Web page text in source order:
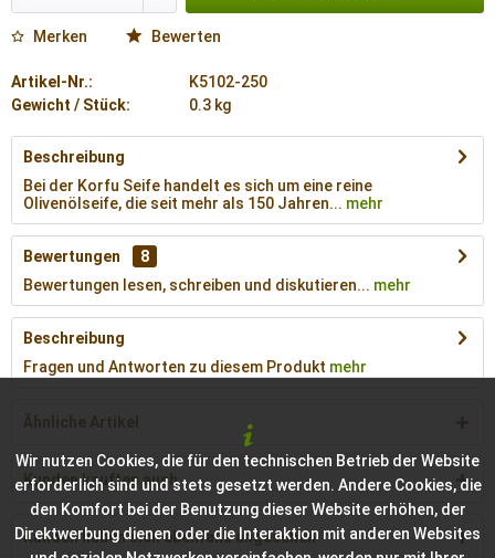
Merken Bewerten
Artikel-Nr.:
K5102-250
Gewicht / Stück:
0.3 kg
Beschreibung
Bei der Korfu Seife handelt es sich um eine reine
Olivenölseife, die seit mehr als 150 Jahren... mehr
Bewertungen
8
Bewertungen lesen, schreiben und diskutieren... mehr
Beschreibung
Fragen und Antworten zu diesem Produkt mehr
Ähnliche Artikel
Kunden kauften auch
Kunden haben sich ebenfalls angesehen
Wir nutzen Cookies, die für den technischen Betrieb der Website
erforderlich sind und stets gesetzt werden. Andere Cookies, die
den Komfort bei der Benutzung dieser Website erhöhen, der
Direktwerbung dienen oder die Interaktion mit anderen Websites